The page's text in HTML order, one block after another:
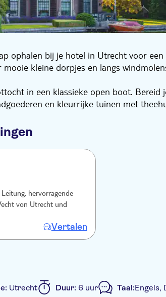
ophalen bij je hotel in Utrecht voor
kleine dorpjes en langs
in een klassieke open boot.
en kleurrijke tuinen met
om een van de musea of
van een heerlijke 3-gangen lunch
hervorragende
von Utrecht und
Vertalen
Utrecht Duur: 6 uur Taal:Engels,